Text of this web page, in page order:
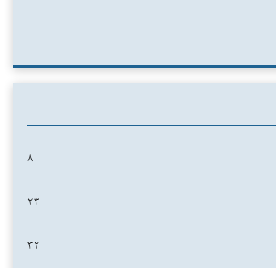
۸
۲۳
۳۲